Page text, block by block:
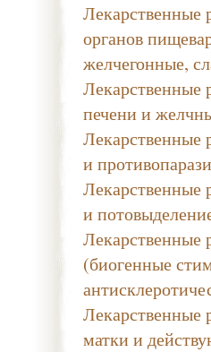
Лекарственные
органов
желчегонные,
Лекарственные
печени и
Лекарственные
и
Лекарственные
и
Лекарственные
(биогенные
Лекарственные
матки и